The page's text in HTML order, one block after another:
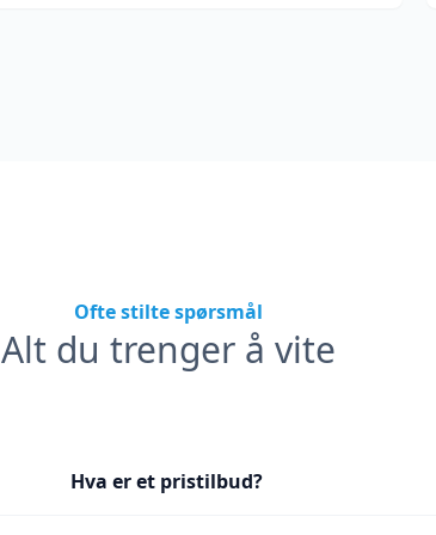
Ofte stilte spørsmål
Alt du trenger å vite
Hva er et pristilbud?